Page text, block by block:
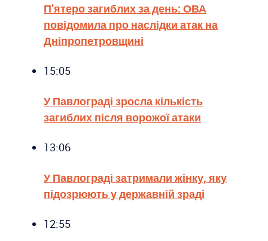
П’ятеро загиблих за день: ОВА
повідомила про наслідки атак на
Дніпропетровщині
15:05
У Павлограді зросла кількість
загиблих після ворожої атаки
13:06
У Павлограді затримали жінку, яку
підозрюють у державній зраді
12:55